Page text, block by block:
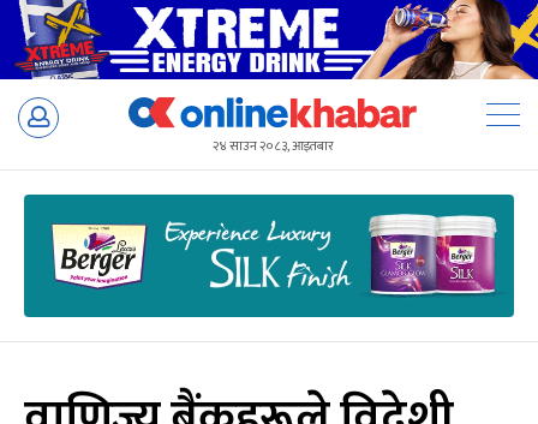
Skip
२४ साउन २०८३, आइतबार